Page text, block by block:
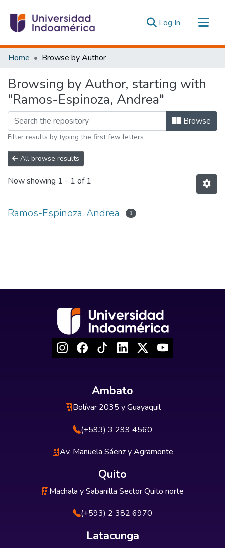
Log In (current)
Communities & Collections
Estadísticas Externas
Home Browse by Author
Browsing by Author, starting with
"Ramos-Espinoza, Andrea"
Browse
Filter results by typing the first few letters
All browse results
Now showing 1 - 1 of 1
Ramos-Espinoza, Andrea 1
Ambato
Bolívar 2035 y Guayaquil
(+593) 3 299 4560
Av. Manuela Sáenz y Agramonte
Quito
Machala y Sabanilla Sector Quito norte
(+593) 2 382 6970
Latacunga